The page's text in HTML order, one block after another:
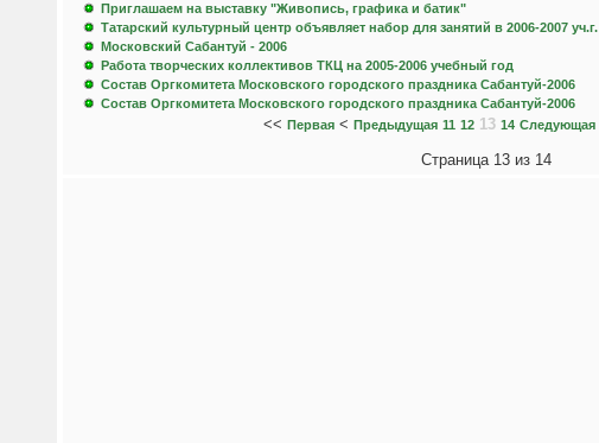
Приглашаем на выставку "Живопись, графика и батик"
Татарский культурный центр объявляет набор для занятий в 2006-2007 уч.г.
Московский Сабантуй - 2006
Работа творческих коллективов ТКЦ на 2005-2006 учебный год
Состав Оргкомитета Московского городского праздника Сабантуй-2006
Состав Оргкомитета Московского городского праздника Сабантуй-2006
<< Первая < Предыдущая 11 12 13 14 Следующая
Страница 13 из 14